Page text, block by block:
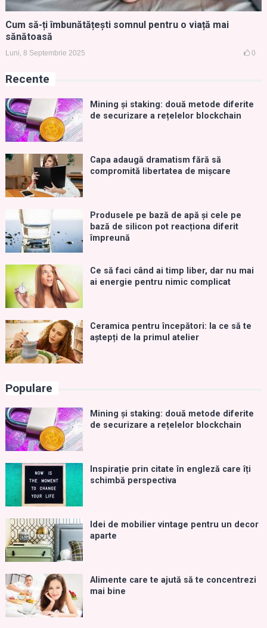
Cum să-ți îmbunătățești somnul pentru o viață mai
sănătoasă
Luni, 8 Septembrie 2025 0
Recente
Mining și staking: două metode diferite
de securizare a rețelelor blockchain
Capa adaugă dramatism fără să
compromită libertatea de mișcare
Produsele pe bază de apă și cele pe
bază de silicon pot reacționa diferit
împreună
Ce să faci când ai timp liber, dar nu mai
ai energie pentru nimic complicat
Ceramica pentru începători: la ce să te
aștepți de la primul atelier
Populare
Mining și staking: două metode diferite
de securizare a rețelelor blockchain
Inspirație prin citate în engleză care îți
schimbă perspectiva
Idei de mobilier vintage pentru un decor
aparte
Alimente care te ajută să te concentrezi
mai bine